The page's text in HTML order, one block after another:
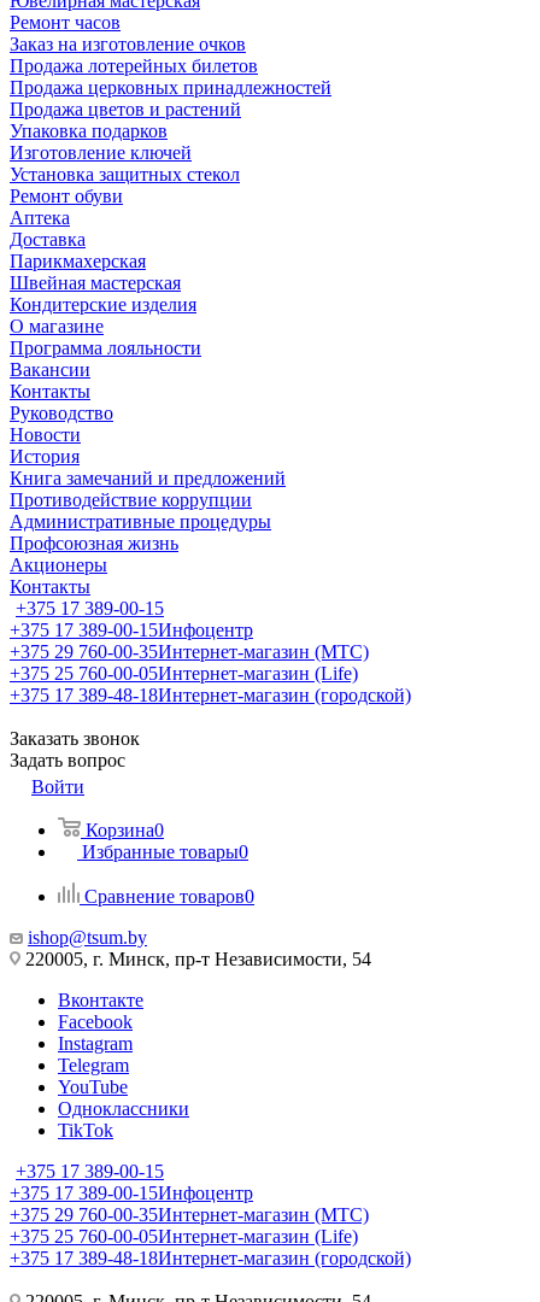
Ремонт часов
Заказ на изготовление очков
Продажа лотерейных билетов
Продажа церковных принадлежностей
Продажа цветов и растений
Упаковка подарков
Изготовление ключей
Установка защитных стекол
Ремонт обуви
Аптека
Доставка
Парикмахерская
Швейная мастерская
Кондитерские изделия
О магазине
Программа лояльности
Вакансии
Контакты
Руководство
Новости
История
Книга замечаний и предложений
Противодействие коррупции
Административные процедуры
Профсоюзная жизнь
Акционеры
Контакты
+375 17 389-00-15
+375 17 389-00-15Инфоцентр
+375 29 760-00-35Интернет-магазин (МТС)
+375 25 760-00-05Интернет-магазин (Life)
+375 17 389-48-18Интернет-магазин (городской)
Заказать звонок
Задать вопрос
Войти
Корзина0
Избранные товары0
Сравнение товаров0
ishop@tsum.by
220005, г. Минск, пр-т Независимости, 54
Вконтакте
Facebook
Instagram
Telegram
YouTube
Одноклассники
TikTok
+375 17 389-00-15
+375 17 389-00-15Инфоцентр
+375 29 760-00-35Интернет-магазин (МТС)
+375 25 760-00-05Интернет-магазин (Life)
+375 17 389-48-18Интернет-магазин (городской)